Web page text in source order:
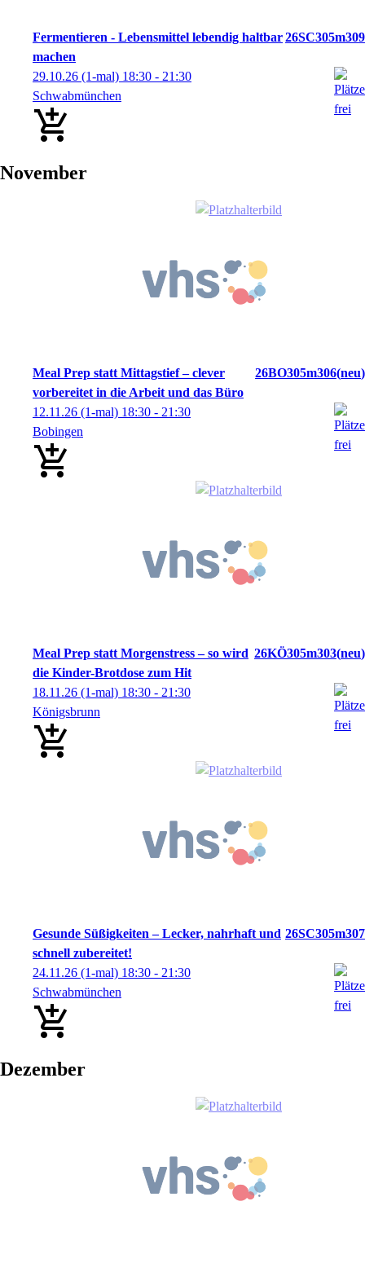
Fermentieren - Lebensmittel lebendig haltbar
machen
26SC305m309
29.10.26 (1-mal) 18:30 - 21:30
Schwabmünchen
November
Meal Prep statt Mittagstief – clever
vorbereitet in die Arbeit und das Büro
26BO305m306 neu
12.11.26 (1-mal) 18:30 - 21:30
Bobingen
Meal Prep statt Morgenstress – so wird
die Kinder-Brotdose zum Hit
26KÖ305m303 neu
18.11.26 (1-mal) 18:30 - 21:30
Königsbrunn
Gesunde Süßigkeiten – Lecker, nahrhaft und
schnell zubereitet!
26SC305m307
24.11.26 (1-mal) 18:30 - 21:30
Schwabmünchen
Dezember